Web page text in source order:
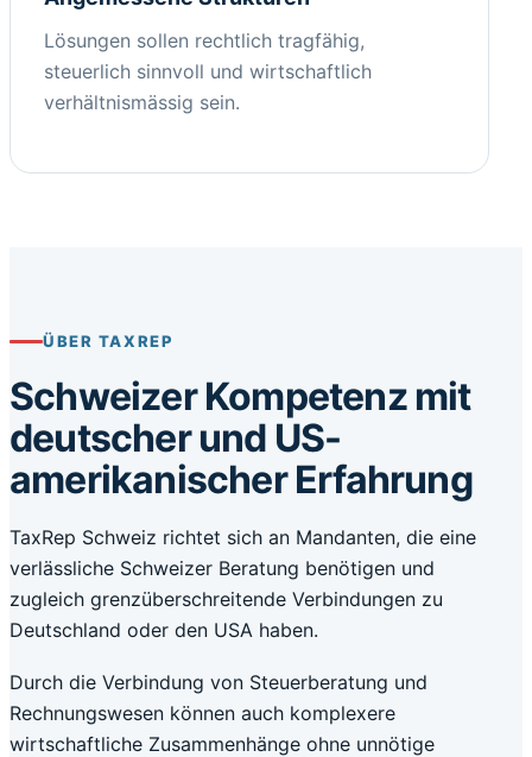
Lösungen sollen rechtlich tragfähig,
steuerlich sinnvoll und wirtschaftlich
verhältnismässig sein.
ÜBER TAXREP
Schweizer Kompetenz mit
deutscher und US-
amerikanischer Erfahrung
TaxRep Schweiz richtet sich an Mandanten, die eine
verlässliche Schweizer Beratung benötigen und
zugleich grenzüberschreitende Verbindungen zu
Deutschland oder den USA haben.
Durch die Verbindung von Steuerberatung und
Rechnungswesen können auch komplexere
wirtschaftliche Zusammenhänge ohne unnötige